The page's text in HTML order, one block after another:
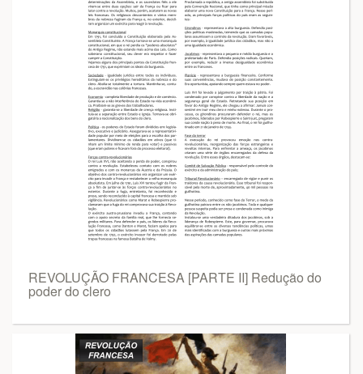
REVOLUÇÃO FRANCESA [PARTE II] Redução do
poder do clero